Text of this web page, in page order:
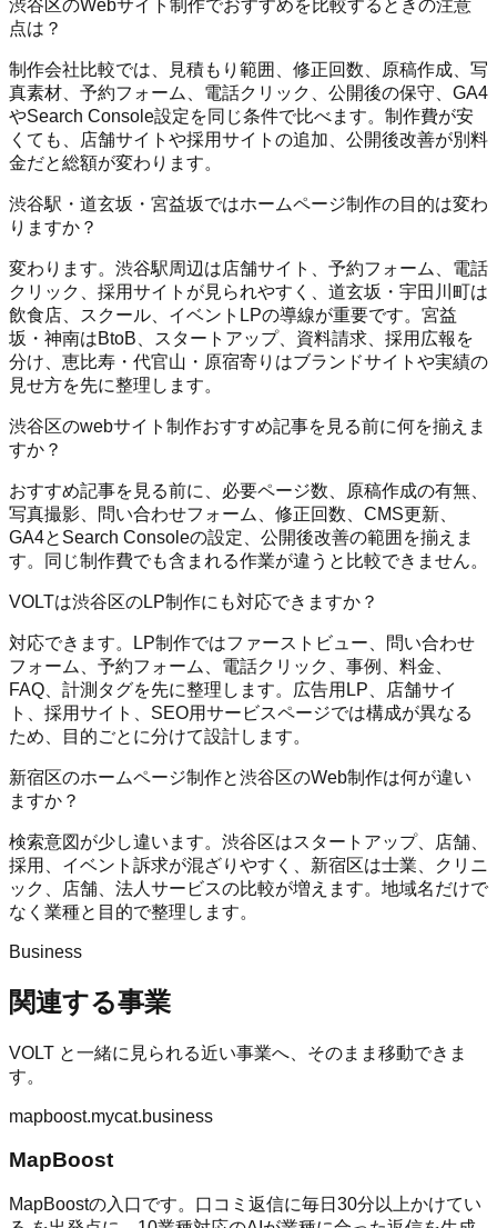
渋谷区のWebサイト制作でおすすめを比較するときの注意
点は？
制作会社比較では、見積もり範囲、修正回数、原稿作成、写
真素材、予約フォーム、電話クリック、公開後の保守、GA4
やSearch Console設定を同じ条件で比べます。制作費が安
くても、店舗サイトや採用サイトの追加、公開後改善が別料
金だと総額が変わります。
渋谷駅・道玄坂・宮益坂ではホームページ制作の目的は変わ
りますか？
変わります。渋谷駅周辺は店舗サイト、予約フォーム、電話
クリック、採用サイトが見られやすく、道玄坂・宇田川町は
飲食店、スクール、イベントLPの導線が重要です。宮益
坂・神南はBtoB、スタートアップ、資料請求、採用広報を
分け、恵比寿・代官山・原宿寄りはブランドサイトや実績の
見せ方を先に整理します。
渋谷区のwebサイト制作おすすめ記事を見る前に何を揃えま
すか？
おすすめ記事を見る前に、必要ページ数、原稿作成の有無、
写真撮影、問い合わせフォーム、修正回数、CMS更新、
GA4とSearch Consoleの設定、公開後改善の範囲を揃えま
す。同じ制作費でも含まれる作業が違うと比較できません。
VOLTは渋谷区のLP制作にも対応できますか？
対応できます。LP制作ではファーストビュー、問い合わせ
フォーム、予約フォーム、電話クリック、事例、料金、
FAQ、計測タグを先に整理します。広告用LP、店舗サイ
ト、採用サイト、SEO用サービスページでは構成が異なる
ため、目的ごとに分けて設計します。
新宿区のホームページ制作と渋谷区のWeb制作は何が違い
ますか？
検索意図が少し違います。渋谷区はスタートアップ、店舗、
採用、イベント訴求が混ざりやすく、新宿区は士業、クリニ
ック、店舗、法人サービスの比較が増えます。地域名だけで
なく業種と目的で整理します。
Business
関連する事業
VOLT と一緒に見られる近い事業へ、そのまま移動できま
す。
mapboost.mycat.business
MapBoost
MapBoostの入口です。口コミ返信に毎日30分以上かけてい